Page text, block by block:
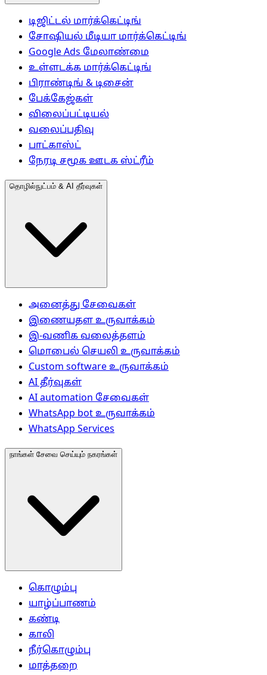
டிஜிட்டல் மார்க்கெட்டிங்
சோஷியல் மீடியா மார்க்கெட்டிங்
Google Ads மேலாண்மை
உள்ளடக்க மார்க்கெட்டிங்
பிராண்டிங் & டிசைன்
பேக்கேஜ்கள்
விலைப்பட்டியல்
வலைப்பதிவு
பாட்காஸ்ட்
நேரடி சமூக ஊடக ஸ்ட்ரீம்
தொழில்நுட்பம் & AI தீர்வுகள்
அனைத்து சேவைகள்
இணையதள உருவாக்கம்
இ-வணிக வலைத்தளம்
மொபைல் செயலி உருவாக்கம்
Custom software உருவாக்கம்
AI தீர்வுகள்
AI automation சேவைகள்
WhatsApp bot உருவாக்கம்
WhatsApp Services
நாங்கள் சேவை செய்யும் நகரங்கள்
கொழும்பு
யாழ்ப்பாணம்
கண்டி
காலி
நீர்கொழும்பு
மாத்தறை